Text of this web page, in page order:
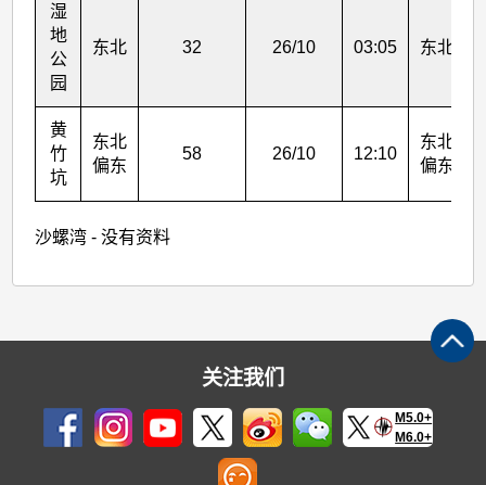
湿
地
公
园
东北 32 26/10 03:05 东北
黄
竹
坑
东北
偏东
58 26/10 12:10
东北
偏东
沙螺湾 - 没有资料
关注我们
M5.0+
M6.0+